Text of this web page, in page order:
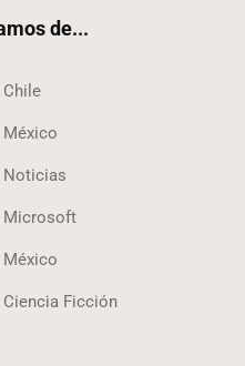
de...
Chile
México
Noticias
Microsoft
México
Ciencia Ficción